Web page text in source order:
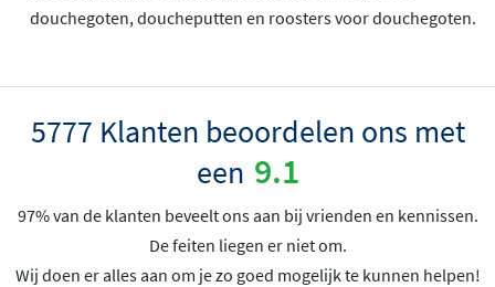
douchegoten, doucheputten en roosters voor douchegoten.
5777 Klanten beoordelen ons met
een 9.1
97% van de klanten beveelt ons aan bij vrienden en kennissen.
De feiten liegen er niet om.
Wij doen er alles aan om je zo goed mogelijk te kunnen helpen!